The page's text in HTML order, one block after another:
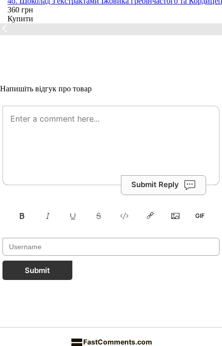
360 грн
Купити
Напишіть відгук про товар
Submit Reply
Submit
FastComments.com